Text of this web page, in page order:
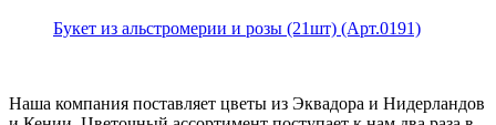
Букет из альстромерии и розы (21шт) (Арт.0191)
Наша компания поставляет цветы из Эквадора и Нидерландов